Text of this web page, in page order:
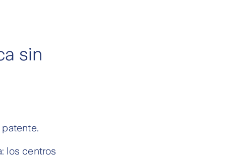
sin
los centros